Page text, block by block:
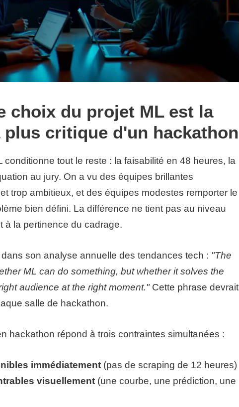
choix du projet ML est la
critique d'un hackathon
conditionne tout le reste : la faisabilité en 48 heures, la
au jury. On a vu des équipes brillantes
trop ambitieux, et des équipes modestes remporter le
bien défini. La différence ne tient pas au niveau
la pertinence du cadrage.
son analyse annuelle des tendances tech : "The
ML can do something, but whether it solves the
audience at the right moment."Cette phrase devrait
salle de hackathon.
hackathon répond à trois contraintes simultanées :
immédiatement (pas de scraping de 12 heures)
visuellement (une courbe, une prédiction, une